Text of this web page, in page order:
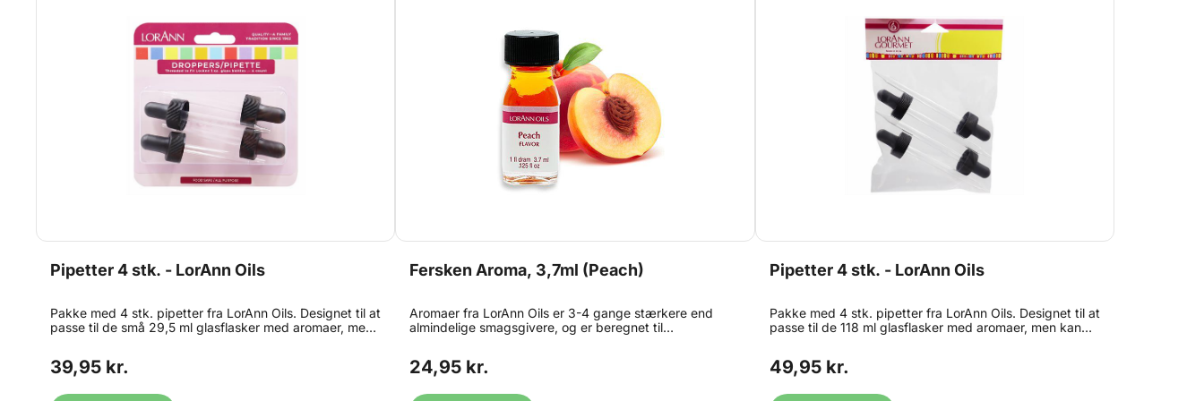
Pipetter 4 stk. - LorAnn Oils
Pakke med 4 stk. pipetter fra LorAnn Oils. Designet til at
passe til de små 29,5 ml glasflasker med aromaer, men
toppen af flasken. Perfekte, når du skal fylde den
39,95 kr.
Fersken Aroma, 3,7ml (Peach)
Aromaer fra LorAnn Oils er 3-4 gange stærkere end
almindelige smagsgivere, og er beregnet til
Kan også bruges til chokoladefremstilling. Bemærk at
24,95 kr.
Pipetter 4 stk. - LorAnn Oils
Pakke med 4 stk. pipetter fra LorAnn Oils. Designet til at
passe til de 118 ml glasflasker med aromaer, men kan
toppen af flasken. Perfekte, når du skal fylde den
49,95 kr.